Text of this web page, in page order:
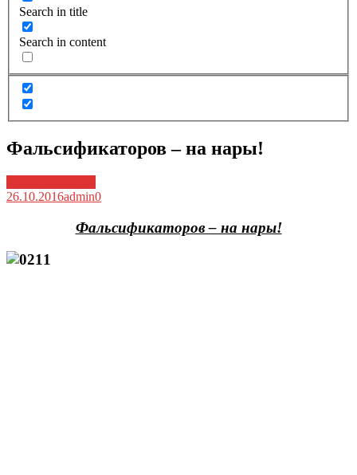
Search in title
Search in content
Фальсификаторов – на нары!
26.10.2016admin0
Фальсификаторов – на нары!